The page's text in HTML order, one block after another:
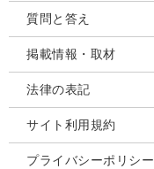
質問と答え
掲載情報・取材
法律の表記
サイト利用規約
プライバシーポリシー